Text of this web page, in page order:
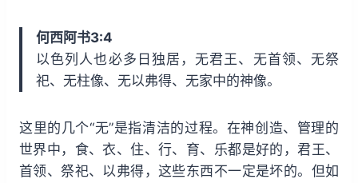
何西阿书3:4
以色列人也必多日独居，无君王、无首领、无祭
祀、无柱像、无以弗得、无家中的神像。
这里的几个“无”是指清洁的过程。在神创造、管理的
世界中，食、衣、住、行、育、乐都是好的，君王、
首领、祭祀、以弗得，这些东西不一定是坏的。但如